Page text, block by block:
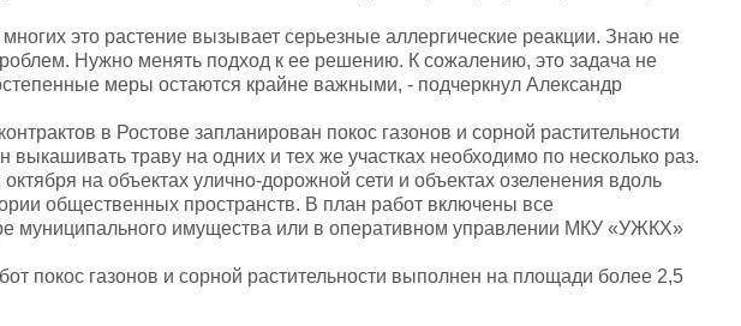
это растение вызывает серьезные аллергические реакции. Знаю не
Нужно менять подход к ее решению. К сожалению, это задача не
меры остаются крайне важными, - подчеркнул Александр
в Ростове запланирован покос газонов и сорной растительности
траву на одних и тех же участках необходимо по несколько раз.
на объектах улично-дорожной сети и объектах озеленения вдоль
общественных пространств. В план работ включены все
муниципального имущества или в оперативном управлении МКУ «УЖКХ»
покос газонов и сорной растительности выполнен на площади более 2,5